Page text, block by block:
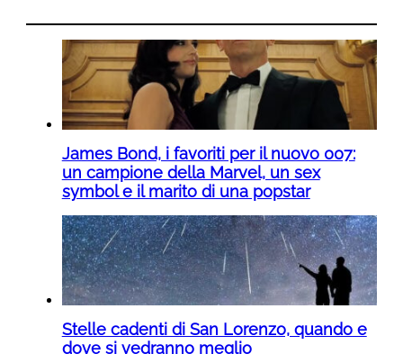
James Bond, i favoriti per il nuovo 007:
un campione della Marvel, un sex
symbol e il marito di una popstar
Stelle cadenti di San Lorenzo, quando e
dove si vedranno meglio